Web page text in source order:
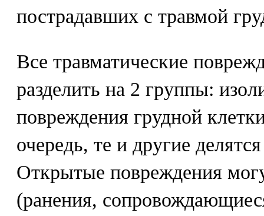
пострадавших с травмой
Все травматические
разделить на 2 группы:
повреждения грудной
очередь, те и другие
Открытые повреждения
(ранения,